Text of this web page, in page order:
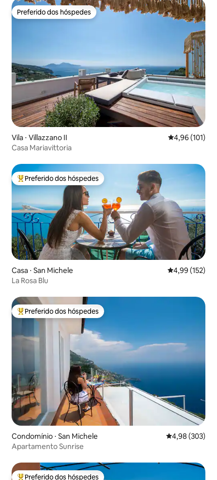
Preferido dos hóspedes
Preferido dos hóspedes
Vila ⋅ Villazzano II 4,96 de uma
4,96 (101)
Casa Mariavittoria
Entre os melhores preferidos dos hóspedes
Preferido dos hóspedes
Casa ⋅ San Michele 4,99 de uma
4,99 (152)
La Rosa Blu
Entre os melhores preferidos dos hóspedes
Preferido dos hóspedes
Condomínio ⋅ San Michele 4,98 de uma
4,98 (303)
Apartamento Sunrise
Preferido dos hóspedes